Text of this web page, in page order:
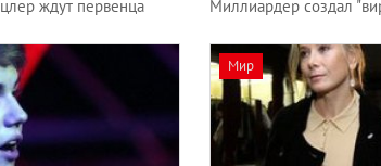
ждут первенца Миллиардер создал
Мир